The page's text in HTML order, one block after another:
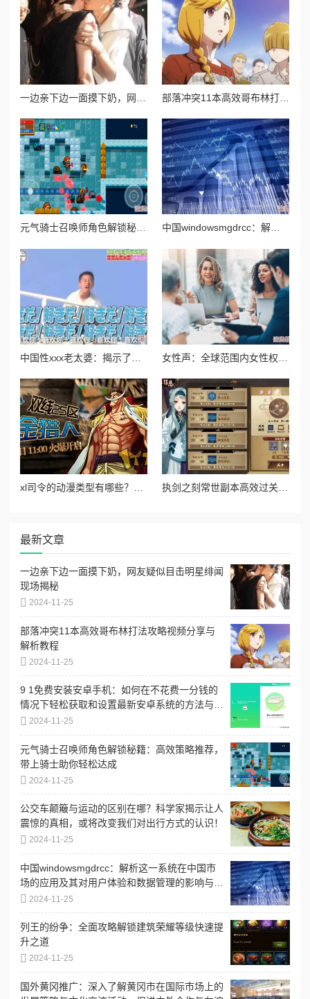
部落冲突11本高效哥布林打法攻略视频分享与解析教程
中国windowsmgdrcc：解析这一系统在中国市场的应用及其对用户体验和数据管理的影响与发展趋势
xl司令的动漫类型有哪些？从热血战斗到治愈系，全面解析其作品风格与主题特点 执剑之刻常世副本高效过关技巧与常世门票节省策略分享
最新文章
一边亲下边一面摸下奶，网友疑似目击明星绯闻
现场揭秘
2024-11-25
部落冲突11本高效哥布林打法攻略视频分享与
解析教程
2024-11-25
9 1免费安装安卓手机：如何在不花费一分钱的
情况下轻松获取和设置最新安卓系统的方法与技
巧 2024-11-25
元气骑士召唤师角色解锁秘籍：高效策略推荐，
带上骑士助你轻松达成
2024-11-25
公交车颠簸与运动的区别在哪？科学家揭示让人
震惊的真相，或将改变我们对出行方式的认识！
2024-11-25
中国windowsmgdrcc：解析这一系统在中国市
场的应用及其对用户体验和数据管理的影响与发
展趋势
2024-11-25
列王的纷争：全面攻略解锁建筑荣耀等级快速提
升之道
2024-11-25
国外黄冈推广：深入了解黄冈市在国际市场上的